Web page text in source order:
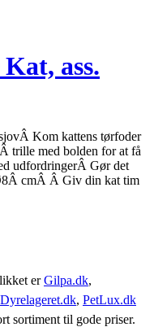
ass.
Kom kattens tørfoder
trille med bolden for at få
udfordringerÂ Gør det
cmÂ Â Giv din kat tim
erGilpa.dk,
Dyrelageret.dk, PetLux.dk
sortiment til gode priser.